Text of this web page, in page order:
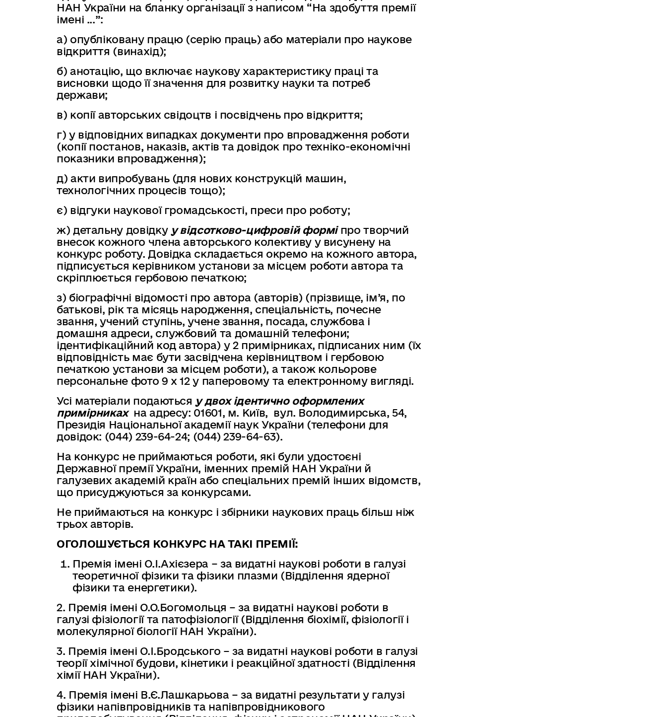
НАН України на бланку організації з написом “На здобуття премії
імені ...”:
а) опубліковану працю (серію праць) або матеріали про наукове
відкриття (винахід);
б) анотацію, що включає наукову характеристику праці та
висновки щодо її значення для розвитку науки та потреб
держави;
в) копії авторських свідоцтв і посвідчень про відкриття;
г) у відповідних випадках документи про впровадження роботи
(копії постанов, наказів, актів та довідок про техніко-економічні
показники впровадження);
д) акти випробувань (для нових конструкцій машин,
технологічних процесів тощо);
є) відгуки наукової громадськості, преси про роботу;
ж) детальну довідку у відсотково-цифровій форміпро творчий
внесок кожного члена авторського колективу у висунену на
конкурс роботу. Довідка складається окремо на кожного автора,
підписується керівником установи за місцем роботи автора та
скріплюється гербовою печаткою;
з) біографічні відомості про автора (авторів) (прізвище, ім’я, по
батькові, рік та місяць народження, спеціальність, почесне
звання, учений ступінь, учене звання, посада, службова і
домашня адреси, службовий та домашній телефони;
ідентифікаційний код автора) у 2 примірниках, підписаних ним (їх
відповідність має бути засвідчена керівництвом і гербовою
печаткою установи за місцем роботи), а також кольорове
персональне фото 9 х 12 у паперовому та електронному вигляді.
Усі матеріали подаються у двох ідентично оформлених
примірникахна адресу: 01601, м. Київ, вул. Володимирська, 54,
Президія Національної академії наук України (телефони для
довідок: (044) 239-64-24; (044) 239-64-63).
На конкурс не приймаються роботи, які були удостоєні
Державної премії України, іменних премій НАН України й
галузевих академій країн або спеціальних премій інших відомств,
що присуджуються за конкурсами.
Не приймаються на конкурс і збірники наукових праць більш ніж
трьох авторів.
ОГОЛОШУЄТЬСЯ КОНКУРС НА ТАКІ ПРЕМІЇ:
Премія імені О.І.Ахієзера – за видатні наукові роботи в галузі
теоретичної фізики та фізики плазми (Відділення ядерної
фізики та енергетики).
2. Премія імені О.О.Богомольця – за видатні наукові роботи в
галузі фізіології та патофізіології (Відділення біохімії, фізіології і
молекулярної біології НАН України).
3. Премія імені О.І.Бродського – за видатні наукові роботи в галузі
теорії хімічної будови, кінетики і реакційної здатності (Відділення
хімії НАН України).
4. Премія імені В.Є.Лашкарьова – за видатні результати у галузі
фізики напівпровідників та напівпровідникового